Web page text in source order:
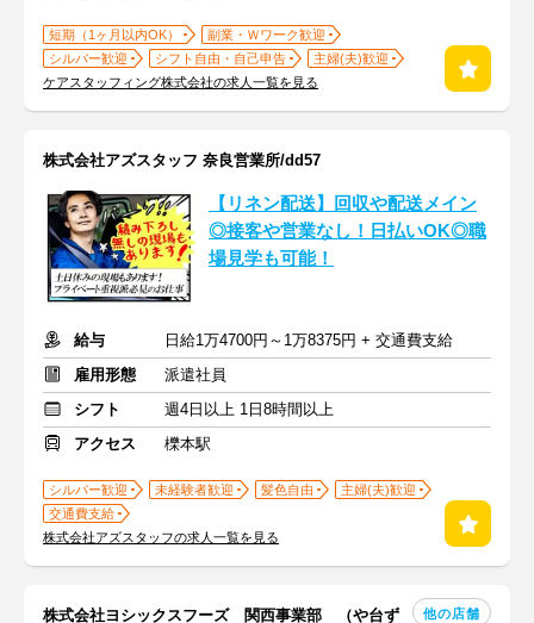
短期（1ヶ月以内OK）
副業・Ｗワーク歓迎
シルバー歓迎
シフト自由・自己申告
主婦(夫)歓迎
ケアスタッフィング株式会社の求人一覧を見る
株式会社アズスタッフ 奈良営業所/dd57
【リネン配送】回収や配送メイン
◎接客や営業なし！日払いOK◎職
場見学も可能！
給与
日給1万4700円～1万8375円 + 交通費支給
雇用形態
派遣社員
シフト
週4日以上 1日8時間以上
アクセス
櫟本駅
シルバー歓迎 未経験者歓迎 髪色自由
主婦(夫)歓迎
交通費支給
株式会社アズスタッフの求人一覧を見る
株式会社ヨシックスフーズ 関西事業部 （や台ず
他の店舗